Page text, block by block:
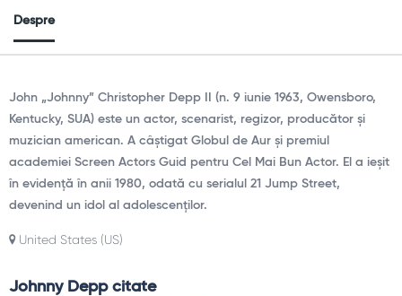
Despre
John „Johnny” Christopher Depp II (n. 9 iunie 1963, Owensboro,
Kentucky, SUA) este un actor, scenarist, regizor, producător și
muzician american. A câștigat Globul de Aur și premiul
academiei Screen Actors Guid pentru Cel Mai Bun Actor. El a ieșit
în evidență în anii 1980, odată cu serialul 21 Jump Street,
devenind un idol al adolescenților.
United States (US)
Johnny Depp citate